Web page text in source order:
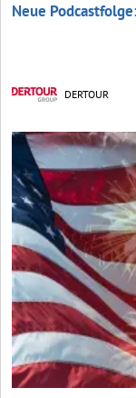
Neue
DERTOUR